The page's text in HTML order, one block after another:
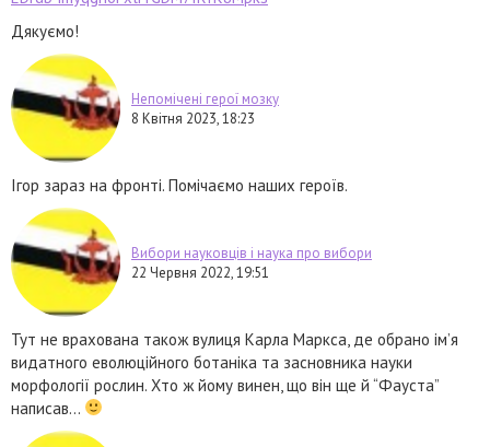
Дякуємо!
Непомічені герої мозку
8 Квітня 2023, 18:23
Ігор зараз на фронті. Помічаємо наших героїв.
Вибори науковців і наука про вибори
22 Червня 2022, 19:51
Тут не врахована також вулиця Карла Маркса, де обрано ім’я
видатного еволюційного ботаніка та засновника науки
морфології рослин. Хто ж йому винен, що він ще й “Фауста”
написав…